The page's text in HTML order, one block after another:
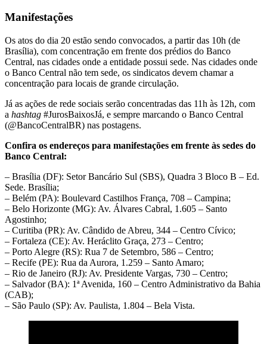
Manifestações
Os atos do dia 20 estão sendo convocados, a partir das 10h (de
Brasília), com concentração em frente dos prédios do Banco
Central, nas cidades onde a entidade possui sede. Nas cidades onde
o Banco Central não tem sede, os sindicatos devem chamar a
concentração para locais de grande circulação.
Já as ações de rede sociais serão concentradas das 11h às 12h, com
a hashtag #JurosBaixosJá, e sempre marcando o Banco Central
(@BancoCentralBR) nas postagens.
Confira os endereços para manifestações em frente às sedes do
Banco Central:
– Brasília (DF): Setor Bancário Sul (SBS), Quadra 3 Bloco B – Ed.
Sede. Brasília;
– Belém (PA): Boulevard Castilhos França, 708 – Campina;
– Belo Horizonte (MG): Av. Álvares Cabral, 1.605 – Santo
Agostinho;
– Curitiba (PR): Av. Cândido de Abreu, 344 – Centro Cívico;
– Fortaleza (CE): Av. Heráclito Graça, 273 – Centro;
– Porto Alegre (RS): Rua 7 de Setembro, 586 – Centro;
– Recife (PE): Rua da Aurora, 1.259 – Santo Amaro;
– Rio de Janeiro (RJ): Av. Presidente Vargas, 730 – Centro;
– Salvador (BA): 1ª Avenida, 160 – Centro Administrativo da Bahia
(CAB);
– São Paulo (SP): Av. Paulista, 1.804 – Bela Vista.